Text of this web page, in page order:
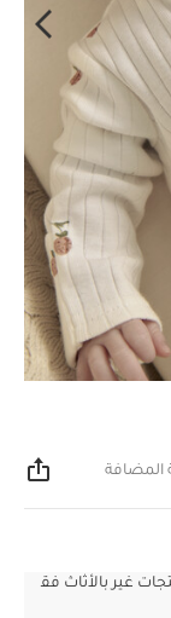
المضافة
تزيد عن 31 د.ب (للمنتجات غير بالأثاث فق